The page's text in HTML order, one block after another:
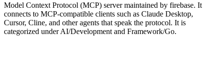
Model Context Protocol (MCP) server maintained by firebase. It
connects to MCP-compatible clients such as Claude Desktop,
Cursor, Cline, and other agents that speak the protocol. It is
categorized under AI/Development and Framework/Go.